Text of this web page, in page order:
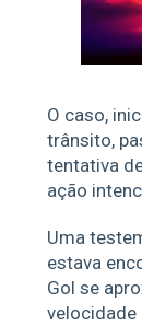
O caso,
trânsito,
tentativa
ação
Uma
estava
Gol se
velocidade